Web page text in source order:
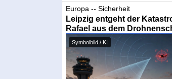
Europa -- Sicherheit
Leipzig entgeht der
Rafael aus dem
Symbolbild / KI